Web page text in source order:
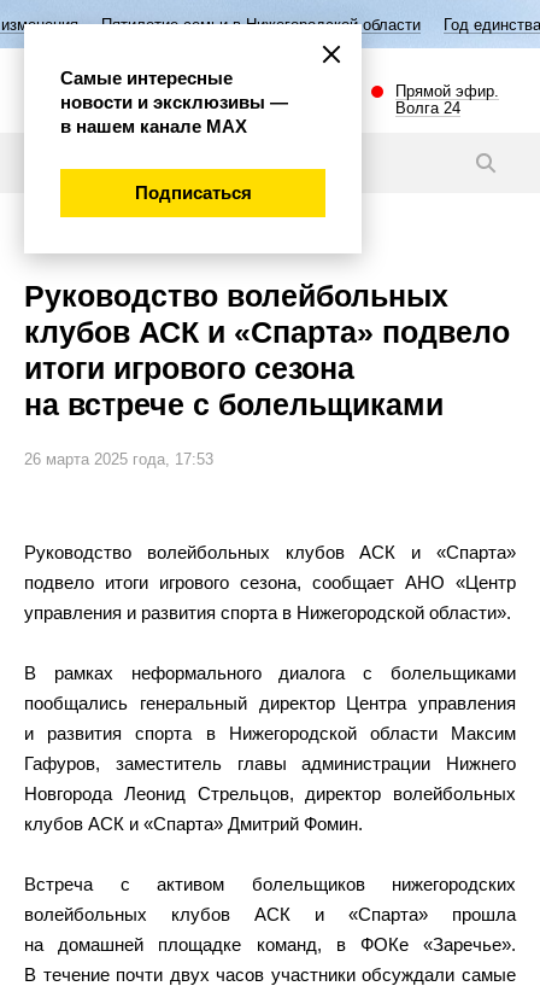
семьи в Нижегородской области Год единства народов России
Прямой эфир.
Волга 24
Руководство волейбольных
клубов АСК и «Спарта» подвело
итоги игрового сезона
на встрече с болельщиками
26 марта 2025 года, 17:53
Руководство волейбольных клубов АСК и «Спарта»
подвело итоги игрового сезона, сообщает АНО «Центр
управления и развития спорта в Нижегородской области».
В рамках неформального диалога с болельщиками
пообщались генеральный директор Центра управления
и развития спорта в Нижегородской области Максим
Гафуров, заместитель главы администрации Нижнего
Новгорода Леонид Стрельцов, директор волейбольных
клубов АСК и «Спарта» Дмитрий Фомин.
Встреча с активом болельщиков нижегородских
волейбольных клубов АСК и «Спарта» прошла
на домашней площадке команд, в ФОКе «Заречье».
В течение почти двух часов участники обсуждали самые
Самые интересные
новости и эксклюзивы —
в нашем канале МАХ
Подписаться